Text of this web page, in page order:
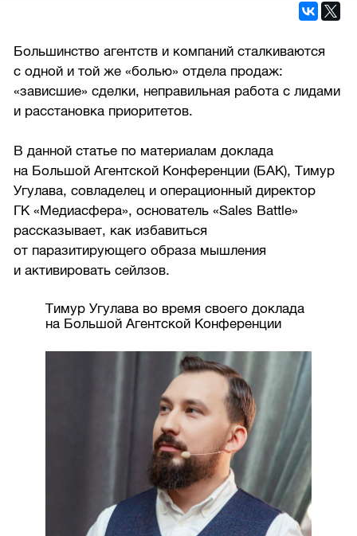
Большинство агентств и компаний сталкиваются
с одной и той же «болью» отдела продаж:
«зависшие» сделки, неправильная работа с лидами
и расстановка приоритетов.
В данной статье по материалам доклада
на Большой Агентской Конференции (БАК), Тимур
Угулава, совладелец и операционный директор
ГК «Медиасфера», основатель «Sales Battle»
рассказывает, как избавиться
от паразитирующего образа мышления
и активировать сейлзов.
Тимур Угулава во время своего доклада
на Большой Агентской Конференции